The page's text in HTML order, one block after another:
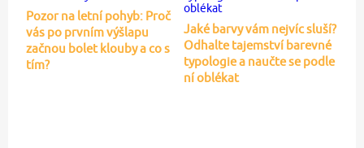
Pozor na letní pohyb: Proč
vás po prvním výšlapu
začnou bolet klouby a co s
tím?
Jaké barvy vám nejvíc sluší?
Odhalte tajemství barevné
typologie a naučte se podle
ní oblékat